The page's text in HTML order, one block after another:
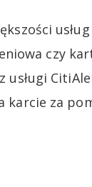
czy
za